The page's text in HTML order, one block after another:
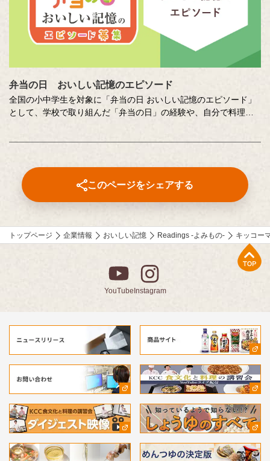
弁当の日 おいしい記憶のエピソード
全国の小中学生を対象に「弁当の日 おいしい記憶のエピソード」
として、学校で取り組んだ「弁当の日」の経験や、自分で料理を
ならでは、小中学生ならではのエピソードがとても印象的です。
このページをシェアする
トップページ 企業情報 おいしい記憶 Readings -よみもの- キッコー
YouTubeInstagram